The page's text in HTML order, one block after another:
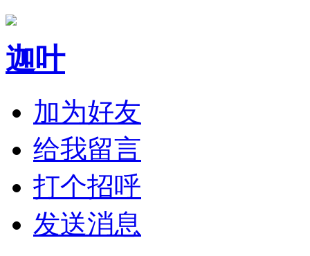
迦叶
加为好友
给我留言
打个招呼
发送消息